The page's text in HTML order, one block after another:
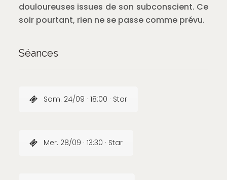
douloureuses issues de son subconscient. Ce
soir pourtant, rien ne se passe comme prévu.
Séances
Sam. 24/09 · 18:00 · Star
Mer. 28/09 · 13:30 · Star